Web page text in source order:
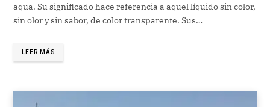
aqua. Su significado hace referencia a aquel líquido sin color,
sin olor y sin sabor, de color transparente. Sus…
LEER MÁS